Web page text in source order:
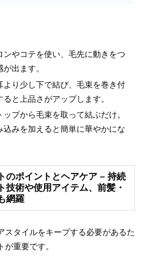
ンやコテを使い、毛先に動きをつ
出ます。
より少し下で結び、毛束を巻き付
と上品さがアップします。
プから毛束を取って結ぶだけ。
込みを加えると簡単に華やかにな
のポイントとヘアケア – 持続
技術や使用アイテム、前髪・
網羅
スタイルをキープする必要があるた
重要です。